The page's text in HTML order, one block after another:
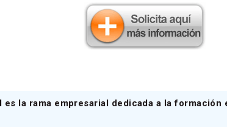
es la rama empresarial dedicada a la